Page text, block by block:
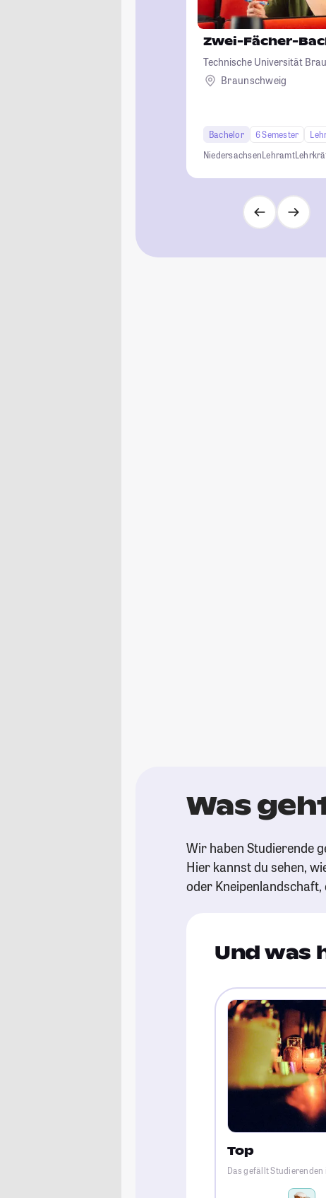
Zwei-Fächer-
Technische Universität
Braunschweig
Bachelor 6 Semester
NiedersachsenLehramt
Was
Wir haben Studierende
Hier kannst du sehen,
oder
Und was
Top
Das gefällt